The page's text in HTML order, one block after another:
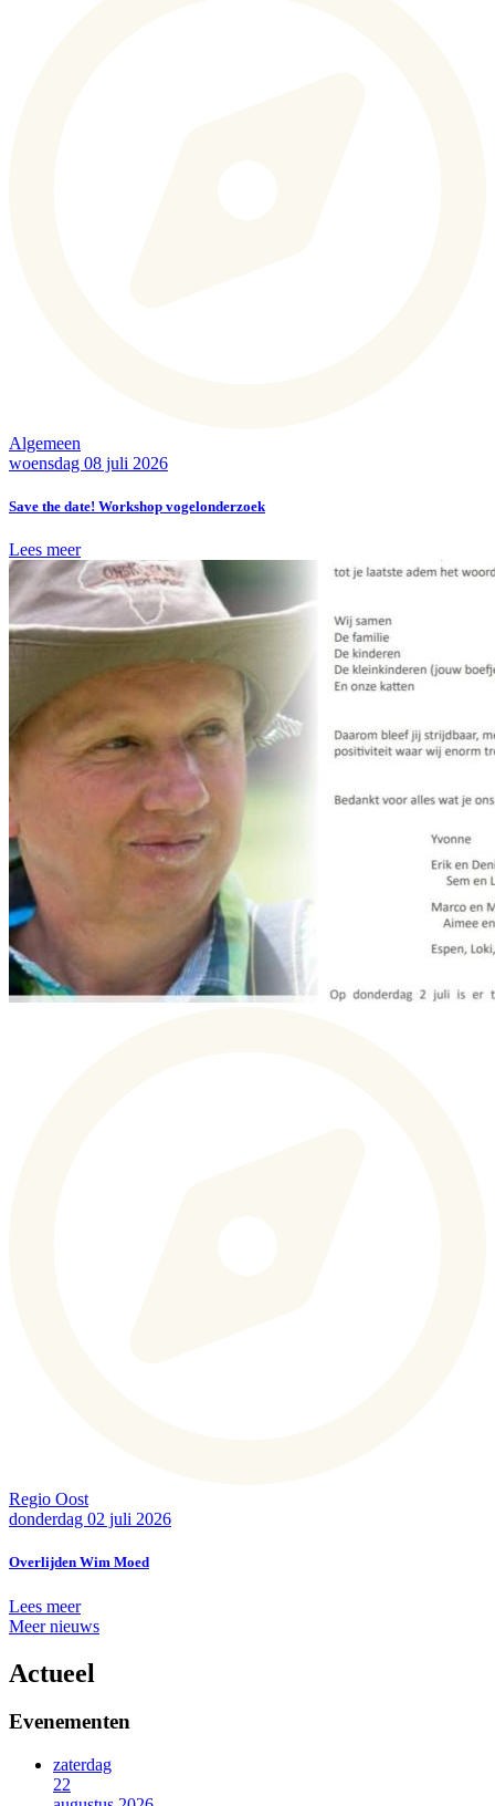
Algemeen
woensdag 08 juli 2026
Save the date! Workshop vogelonderzoek
Lees meer
Regio Oost
donderdag 02 juli 2026
Overlijden Wim Moed
Lees meer
Meer nieuws
Actueel
Evenementen
zaterdag
22